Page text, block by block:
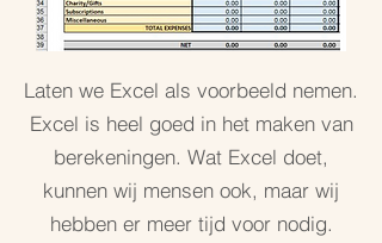
Laten we Excel als voorbeeld nemen.
Excel is heel goed in het maken van
berekeningen. Wat Excel doet,
kunnen wij mensen ook, maar wij
hebben er meer tijd voor nodig.